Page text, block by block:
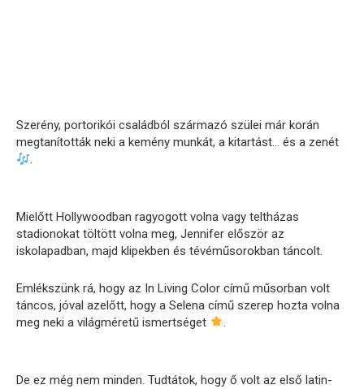
Szerény, portorikói családból származó szülei már korán
megtanították neki a kemény munkát, a kitartást… és a zenét
.
Mielőtt Hollywoodban ragyogott volna vagy teltházas
stadionokat töltött volna meg, Jennifer először az
iskolapadban, majd klipekben és tévéműsorokban táncolt.
Emlékszünk rá, hogy az In Living Color című műsorban volt
táncos, jóval azelőtt, hogy a Selena című szerep hozta volna
meg neki a világméretű ismertséget
.
De ez még nem minden. Tudtátok, hogy ő volt az első latin-